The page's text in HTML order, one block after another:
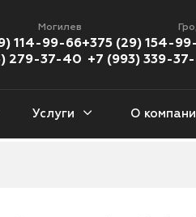
Могилев
114-99-66
279-37-40
+375 (29) 154-
+7 (993) 339-
Услуги О